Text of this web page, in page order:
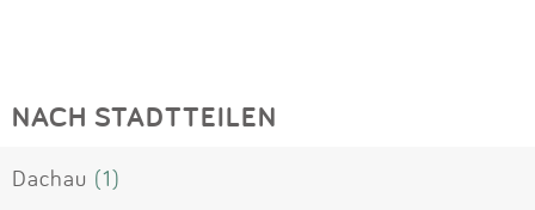
NACH STADTTEILEN
Dachau (1)